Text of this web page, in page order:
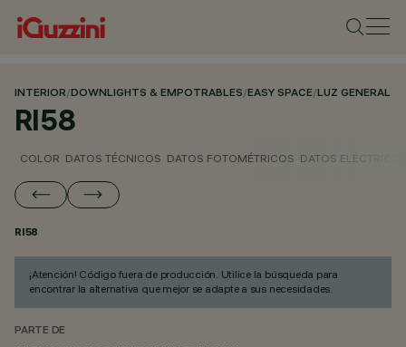
INTERIOR/DOWNLIGHTS & EMPOTRABLES/EASY SPACE/LUZ GENERAL
RI58
COLOR DATOS TÉCNICOS DATOS FOTOMÉTRICOS DATOS
RI58
¡Atención! Código fuera de producción. Utilice la búsqueda para
encontrar la alternativa que mejor se adapte a sus necesidades.
PARTE DE